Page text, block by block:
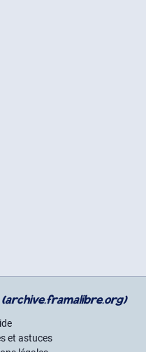
(archive.framalibre.org)
et astuces